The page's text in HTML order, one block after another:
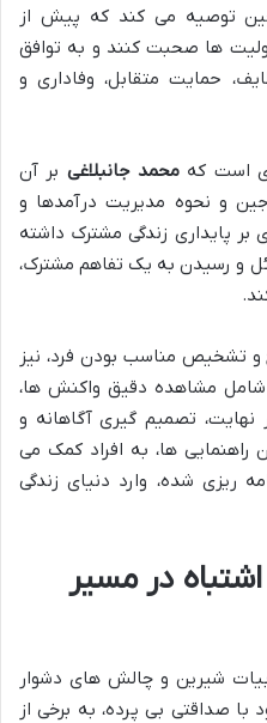
توصیه می کند که پیش از
ها صحبت کنند و به توافق
حمایت متقابل، وفاداری و
است که محمد جانبلاغی بر آن
و نحوه مدیریت درآمدها و
بر پایداری زندگی مشترک داشته
و رسیدن به یک تفاهم مشترک،
و تشخیص مناسب بودن فرد، نیز
شامل مشاهده دقیق واکنش ها،
تصمیم گیری آگاهانه و
راهنمایی ها، به افراد کمک می
ریزی شده، وارد دنیای زندگی
در مسیر
شیرین و چالش های دشوار
صداقتی بی پرده، به برخی از